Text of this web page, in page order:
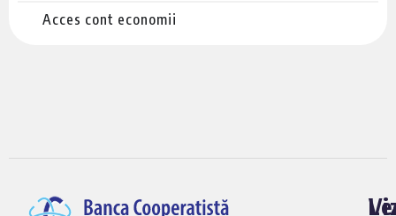
Acces cont economii